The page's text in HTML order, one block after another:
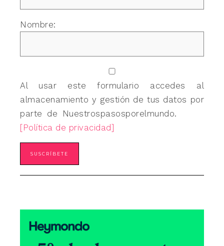
Nombre:
Al usar este formulario accedes al
almacenamiento y gestión de tus datos por
parte de Nuestrospasosporelmundo.
[Política de privacidad]